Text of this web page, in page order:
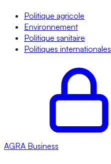
Politique agricole
Environnement
Politique sanitaire
Politiques internationales
AGRA Business